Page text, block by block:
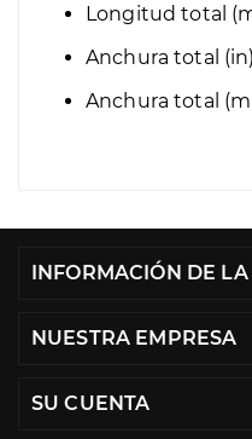
Longitud total
Anchura total (in)
Anchura total
INFORMACIÓN DE
NUESTRA EMPRESA
SU CUENTA